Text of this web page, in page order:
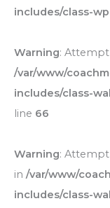
includes/class-
Warning:
/var/www/
includes/class-
line 66
Warning:
in /var/www/
includes/class-